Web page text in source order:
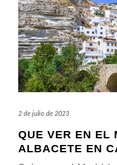
2 de julio de 2023
QUE VER EN EL
ALBACETE EN